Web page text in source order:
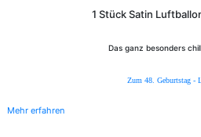
1 Stück Satin
Das ganz besonders
Zum 48. Geburtstag -
Mehr erfahren